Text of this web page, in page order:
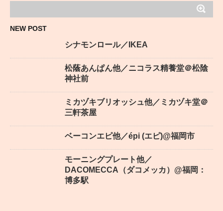
NEW POST
シナモンロール／IKEA
松蔭あんぱん他／ニコラス精養堂＠松陰
神社前
ミカヅキブリオッシュ他／ミカヅキ堂＠
三軒茶屋
ベーコンエピ他／épi (エピ)@福岡市
モーニングプレート他／
DACOMECCA（ダコメッカ）@福岡：
博多駅